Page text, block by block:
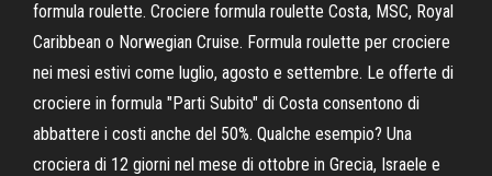
formula roulette. Crociere formula roulette Costa, MSC, Royal
Caribbean o Norwegian Cruise. Formula roulette per crociere
nei mesi estivi come luglio, agosto e settembre. Le offerte di
crociere in formula "Parti Subito" di Costa consentono di
abbattere i costi anche del 50%. Qualche esempio? Una
crociera di 12 giorni nel mese di ottobre in Grecia, Israele e